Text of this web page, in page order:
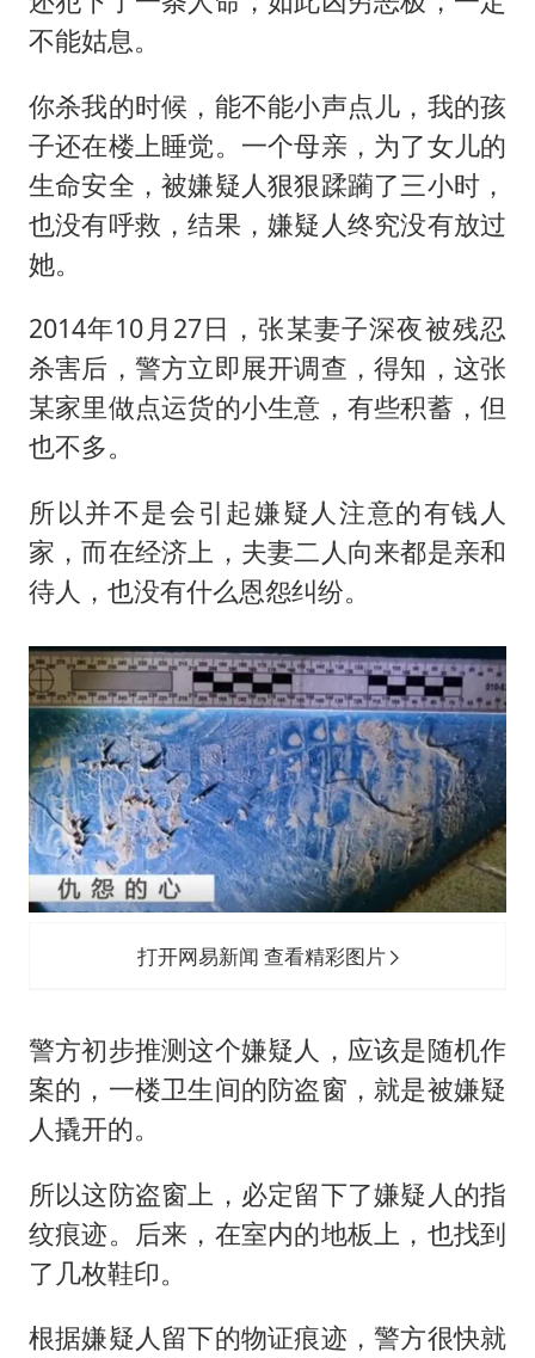
不能姑息。
你杀我的时候，能不能小声点儿，我的孩
子还在楼上睡觉。一个母亲，为了女儿的
生命安全，被嫌疑人狠狠蹂躏了三小时，
也没有呼救，结果，嫌疑人终究没有放过
她。
2014年10月27日，张某妻子深夜被残忍
杀害后，警方立即展开调查，得知，这张
某家里做点运货的小生意，有些积蓄，但
也不多。
所以并不是会引起嫌疑人注意的有钱人
家，而在经济上，夫妻二人向来都是亲和
待人，也没有什么恩怨纠纷。
打开网易新闻 查看精彩图片
警方初步推测这个嫌疑人，应该是随机作
案的，一楼卫生间的防盗窗，就是被嫌疑
人撬开的。
所以这防盗窗上，必定留下了嫌疑人的指
纹痕迹。后来，在室内的地板上，也找到
了几枚鞋印。
根据嫌疑人留下的物证痕迹，警方很快就